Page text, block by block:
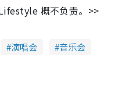
概不负责。>>
演唱会
音乐会